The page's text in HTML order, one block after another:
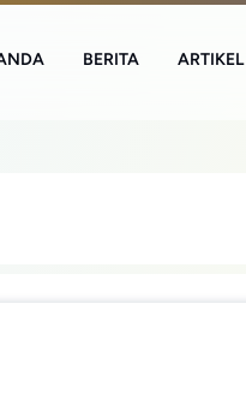
BERITA ARTIKEL